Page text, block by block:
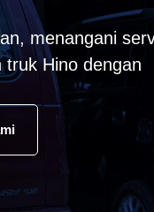
menangani
Hino dengan